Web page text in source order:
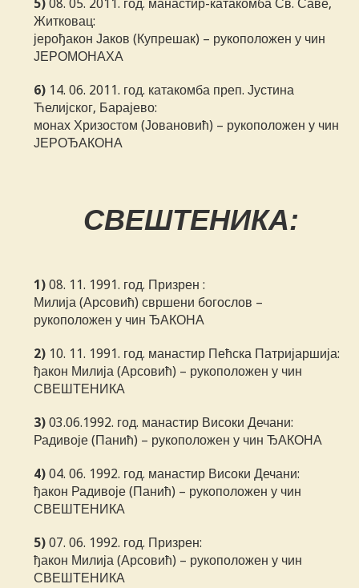
5) 08. 05. 2011. год. манастир-катакомба Св. Саве,
Житковац:
јерођакон Јаков (Купрешак) – рукоположен у чин
ЈЕРОМОНАХА
6) 14. 06. 2011. год. катакомба преп. Јустина
Ћелијског, Барајево:
монах Хризостом (Јовановић) – рукоположен у чин
ЈЕРОЂАКОНА
СВЕШТЕНИКА:
1) 08. 11. 1991. год. Призрен :
Милија (Арсовић) свршени богослов –
рукоположен у чин ЂАКОНА
2) 10. 11. 1991. год. манастир Пећска Патријаршија:
ђакон Милија (Арсовић) – рукоположен у чин
СВЕШТЕНИКА
3) 03.06.1992. год. манастир Високи Дечани:
Радивоје (Панић) – рукоположен у чин ЂАКОНА
4) 04. 06. 1992. год. манастир Високи Дечани:
ђакон Радивоје (Панић) – рукоположен у чин
СВЕШТЕНИКА
5) 07. 06. 1992. год. Призрен:
ђакон Милија (Арсовић) – рукоположен у чин
СВЕШТЕНИКА